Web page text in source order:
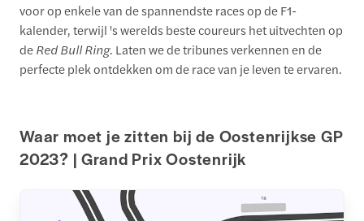
voor op enkele van de spannendste races op de F1-
kalender, terwijl 's werelds beste coureurs het uitvechten op
deRed Bull Ring. Laten we de tribunes verkennen en de
perfecte plek ontdekken om de race van je leven te ervaren.
Waar moet je zitten bij de Oostenrijkse GP
2023? | Grand Prix Oostenrijk